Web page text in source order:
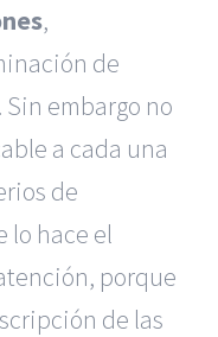
,
de
Sin embargo no
a cada una
de
lo hace el
porque
de las